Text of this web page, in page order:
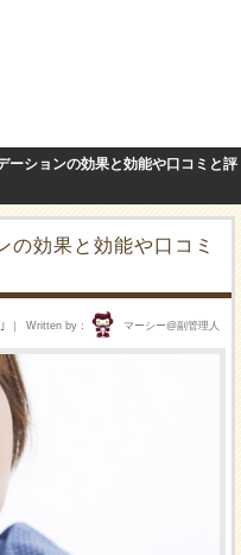
ーションの効果と効能や口コミと評
の効果と効能や口コミ
Written by マーシー@副管理人
｣